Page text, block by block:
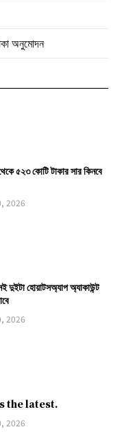
৫২৩ কোটি টাকার সার কিনবে
2026
দুইটা হোয়াটসঅ্যাপ অ্যাকাউন্ট
2026
the latest.
2026
অনুমোদন